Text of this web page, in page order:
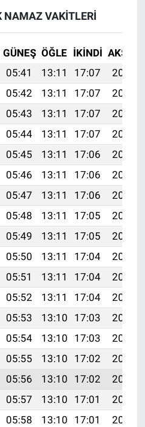
NAMAZ VAKITLERI
GÜNEŞ ÖĞLE İKINDI AKŞAM
05:41 13:11 17:07
20:31
05:42 13:11 17:07
20:30
05:43 13:11 17:07
20:29
05:44 13:11 17:07
20:28
05:45 13:11 17:06
20:27
05:46 13:11 17:06
20:26
05:47 13:11 17:06
20:25
05:48 13:11 17:05
20:24
05:49 13:11 17:05
20:23
05:50 13:11 17:04
20:22
05:51 13:11 17:04
20:20
05:52 13:11 17:04
20:19
05:53 13:10 17:03
20:18
05:54 13:10 17:03
20:17
05:55 13:10 17:02
20:16
05:56 13:10 17:02
20:14
05:57 13:10 17:01
20:13
05:58 13:10 17:01
20:12